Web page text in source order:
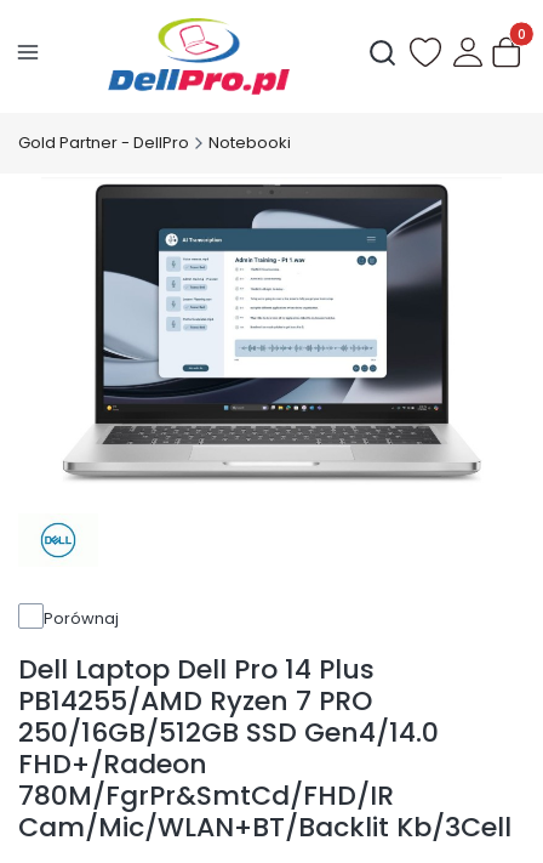
Otwórz
Gold Partner - DellPro Notebooki
Porównaj
Dell Laptop Dell Pro 14 Plus
PB14255/AMD Ryzen 7 PRO
250/16GB/512GB SSD Gen4/14.0
FHD+/Radeon
780M/FgrPr&SmtCd/FHD/IR
Cam/Mic/WLAN+BT/Backlit Kb/3Cell